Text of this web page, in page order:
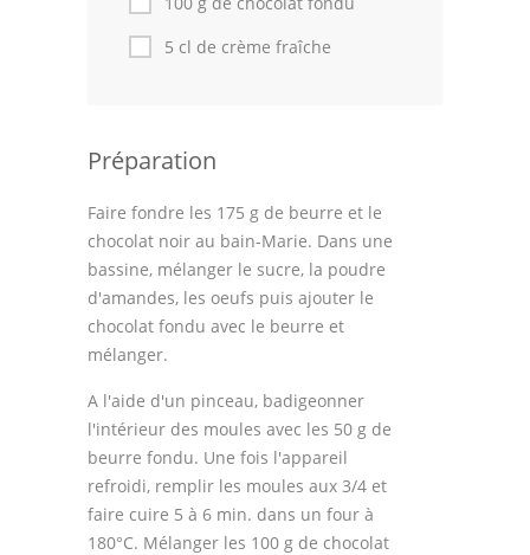
5 cl de crème fraîche
Préparation
Faire fondre les 175 g de beurre et le
chocolat noir au bain-Marie. Dans une
bassine, mélanger le sucre, la poudre
d'amandes, les oeufs puis ajouter le
chocolat fondu avec le beurre et
mélanger.
A l'aide d'un pinceau, badigeonner
l'intérieur des moules avec les 50 g de
beurre fondu. Une fois l'appareil
refroidi, remplir les moules aux 3/4 et
faire cuire 5 à 6 min. dans un four à
180°C. Mélanger les 100 g de chocolat